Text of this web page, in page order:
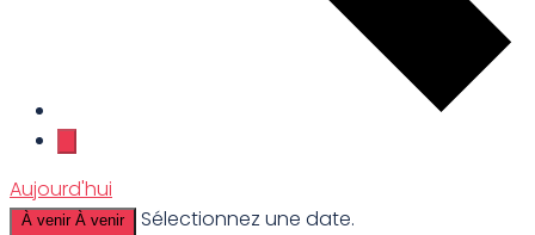
Aujourd'hui
À venir À venir Sélectionnez une date.